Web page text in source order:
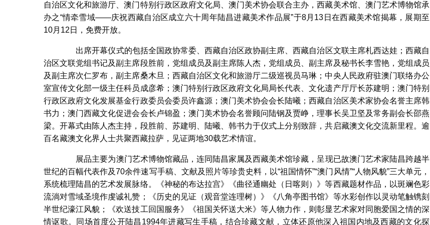
自治区文化和旅游厅、澳门特别行政区政府文化局、澳门美术协会联合主办，西藏美术馆、澳门艺术博物馆承
办之“情牵雪域——庆祝西藏自治区成立六十周年陆昌进藏美术作品展”于8月13日在西藏美术馆揭幕，展期至
10月12日，免费开放。
出席开幕仪式的包括全国政协常委、西藏自治区政协副主席、西藏自治区文联主席札西达娃；西藏自
治区文联党组书记及副主席段胜前，党组成员及副主席陈人杰，党组成员、副主席及秘书长李雪艳，党组成员
及副主席次仁罗布，副主席桑木旦；西藏自治区文化和旅游厅二级巡视员马琳；中央人民政府驻澳门联络办公
室宣传文化部一级主任科员成彦希；澳门特别行政区政府文化局局长代表、文化遗产厅厅长苏建明；澳门特别
行政区政府文化发展基金行政委员会委员许鑫源；澳门美术协会会长陆曦；西藏自治区美术家协会名誉主席韩
书力；澳门西藏文化促进会会长卢锦盈；澳门美术协会名誉顾问陆钢及贾峥，理事长吴卫坚及常务副会长邵燕
梁。开幕式由陈人杰主持，段胜前、苏建明、陆曦、韩书力于仪式上分别致辞，共启藏澳文化交流新里程。逾
百名藏澳文化界人士共聚西藏拉萨，见证两地30载艺术情谊。
展品主要为澳门艺术博物馆藏品，连同陆昌家属及西藏美术馆珍藏，呈现已故澳门艺术家陆昌跨越半
世纪的百幅代表作及70余件速写手稿、文献及照片等珍贵史料，以“祖国情怀”“澳门风情”“人物风貌”三大单元，
系统梳理陆昌的艺术发展脉络。《神秘的布达拉宫》《曲径通幽处（日喀则）》等西藏题材作品，以斑斓色彩
流淌对雪域圣境作虔诚礼赞；《历史的见证（观音堂连理树）》《八角亭图书馆》等水彩创作以灵动笔触镌刻
半世纪濠江风貌；《欢送技工回国服务》《祖国关怀送大米》等人物力作，则彰显艺术家对同胞爱国之情的深
情讴歌。同场首度公开陆昌1994年进藏写生手稿，结合珍藏文献，立体还原他深入祖国内地及西藏的文化探